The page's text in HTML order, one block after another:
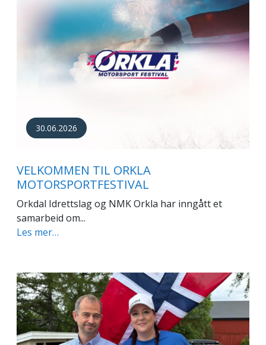
30.06.2026
VELKOMMEN TIL ORKLA
MOTORSPORTFESTIVAL
Orkdal Idrettslag og NMK Orkla har inngått et
samarbeid om...
Les mer…